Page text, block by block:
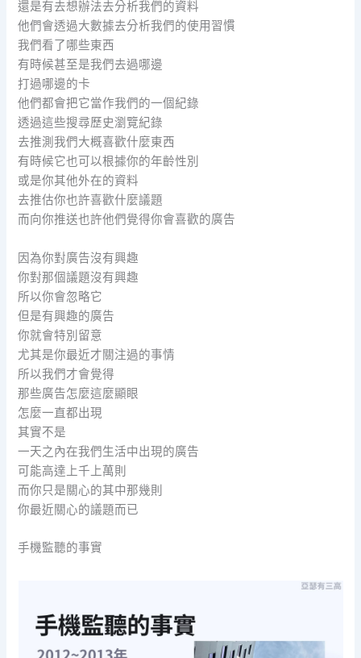
還是有去想辦法去分析我們的資料
他們會透過大數據去分析我們的使用習慣
我們看了哪些東西
有時候甚至是我們去過哪邊
打過哪邊的卡
他們都會把它當作我們的一個紀錄
透過這些搜尋歷史瀏覽紀錄
去推測我們大概喜歡什麼東西
有時候它也可以根據你的年齡性別
或是你其他外在的資料
去推估你也許喜歡什麼議題
而向你推送也許他們覺得你會喜歡的廣告
因為你對廣告沒有興趣
你對那個議題沒有興趣
所以你會忽略它
但是有興趣的廣告
你就會特別留意
尤其是你最近才關注過的事情
所以我們才會覺得
那些廣告怎麼這麼顯眼
怎麼一直都出現
其實不是
一天之內在我們生活中出現的廣告
可能高達上千上萬則
而你只是關心的其中那幾則
你最近關心的議題而已
手機監聽的事實